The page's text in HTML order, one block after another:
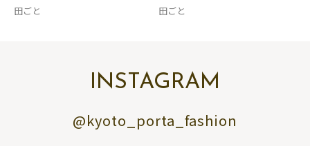
田ごと 田ごと
INSTAGRAM
@kyoto_porta_fashion